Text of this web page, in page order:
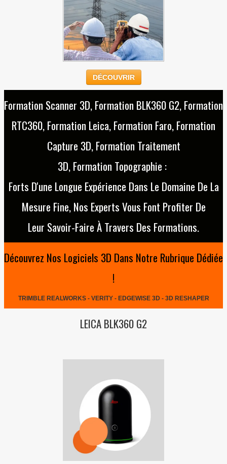
DÉCOUVRIR
Formation Scanner 3D, Formation BLK360 G2, Formation
RTC360, Formation Leica, Formation Faro, Formation
Capture 3D, Formation Traitement
3D, Formation Topographie :
Forts D'une Longue Expérience Dans Le Domaine De La
Mesure Fine, Nos Experts Vous Font Profiter De
Leur Savoir-Faire À Travers Des Formations.
Découvrez Nos Logiciels 3D Dans Notre Rubrique Dédiée
!
TRIMBLE REALWORKS - VERITY - EDGEWISE 3D - 3D RESHAPER
LEICA BLK360 G2